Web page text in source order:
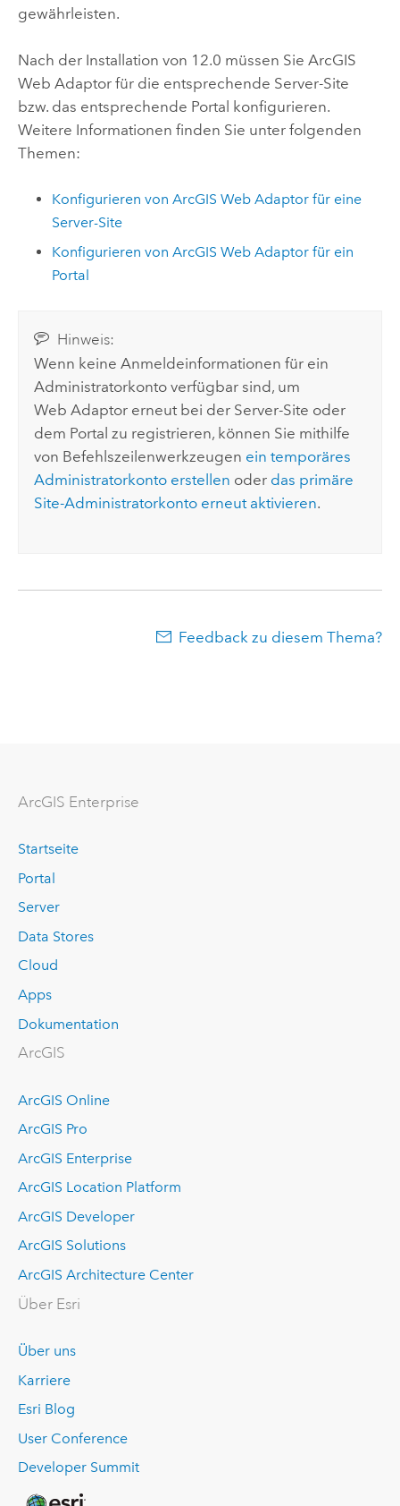
gewährleisten.
Nach der Installation von 12.0 müssen Sie ArcGIS
Web Adaptorfür die entsprechende Server-Site
bzw. das entsprechende Portal konfigurieren.
Weitere Informationen finden Sie unter folgenden
Themen:
Konfigurieren vonArcGIS Web Adaptor für eine
Server-Site
Konfigurieren vonArcGIS Web Adaptor für ein
Portal
Hinweis:
Wenn keine Anmeldeinformationen für ein
Administratorkonto verfügbar sind, um
Web Adaptor erneut bei der Server-Site oder
dem Portal zu registrieren, können Sie mithilfe
von Befehlszeilenwerkzeugen ein temporäres
Administratorkonto erstellen oder das primäre
Site-Administratorkonto erneut aktivieren.
Feedback zu diesem Thema?
ArcGIS Enterprise
Startseite
Portal
Server
Data Stores
Cloud
Apps
Dokumentation
ArcGIS
ArcGIS Online
ArcGIS Pro
ArcGIS Enterprise
ArcGIS Location Platform
ArcGIS Developer
ArcGIS Solutions
ArcGIS Architecture Center
Über Esri
Über uns
Karriere
Esri Blog
User Conference
Developer Summit